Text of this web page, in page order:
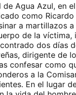
de Agua Azul, en
como
a martillazos
de la
dos días
dirigente de
confesar como
a la
En el lugar